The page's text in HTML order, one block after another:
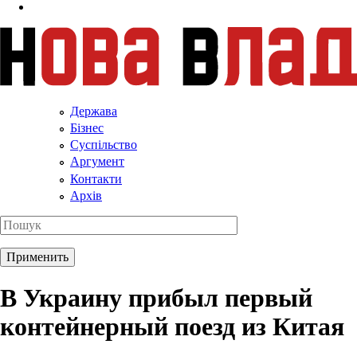
Держава
Бізнес
Суспільство
Аргумент
Контакти
Архів
В Украину прибыл первый
контейнерный поезд из Китая